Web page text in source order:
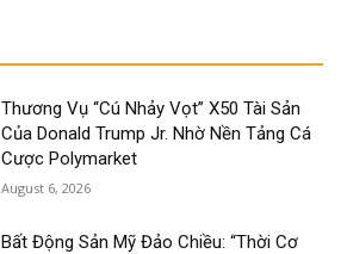
Thương Vụ “Cú Nhảy Vọt” X50 Tài Sản
Của Donald Trump Jr. Nhờ Nền Tảng Cá
Cược Polymarket
August 6, 2026
Bất Động Sản Mỹ Đảo Chiều: “Thời Cơ